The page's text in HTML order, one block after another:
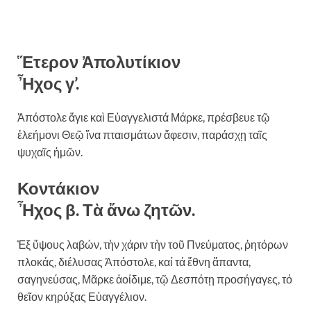
Ἕτερον Ἀπολυτίκιον
Ἦχος γ’.
Ἀπόστολε ἅγιε καὶ Εὐαγγελιστά Μάρκε, πρέσβευε τῷ
ἐλεήμονι Θεῷ ἵνα πταισμάτων ἄφεσιν, παράσχῃ ταῖς
ψυχαῖς ἡμῶν.
Κοντάκιον
Ἦχος β. Τὰ ἄνω ζητῶν.
Ἐξ ὕψους λαβών, τὴν χάριν τὴν τοῦ Πνεύματος, ῥητόρων
πλοκάς, διέλυσας Ἀπόστολε, καί τά ἔθνη ἅπαντα,
σαγηνεύσας, Μᾶρκε ἀοίδιμε, τῷ Δεσπότῃ προσήγαγες, τό
θεῖον κηρύξας Εὐαγγέλιον.